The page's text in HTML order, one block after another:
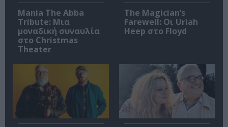
Mania The Abba
Tribute: Μια
μοναδική συναυλία
στο Christmas
Theater
The Magician’s
Farewell: Οι Uriah
Heep στο Floyd